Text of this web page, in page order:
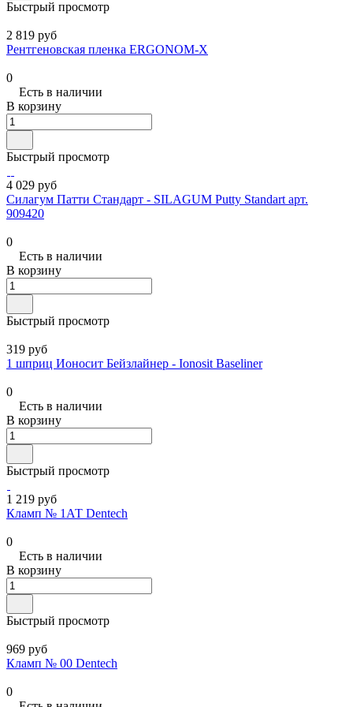
Быстрый просмотр
2 819 руб
Рентгеновская пленка ERGONOM-X
0
Есть в наличии
В корзину
Быстрый просмотр
4 029 руб
Силагум Патти Стандарт - SILAGUM Putty Standart арт.
909420
0
Есть в наличии
В корзину
Быстрый просмотр
319 руб
1 шприц Ионосит Бейзлайнер - Ionosit Baseliner
0
Есть в наличии
В корзину
Быстрый просмотр
1 219 руб
Кламп № 1АТ Dentech
0
Есть в наличии
В корзину
Быстрый просмотр
969 руб
Кламп № 00 Dentech
0